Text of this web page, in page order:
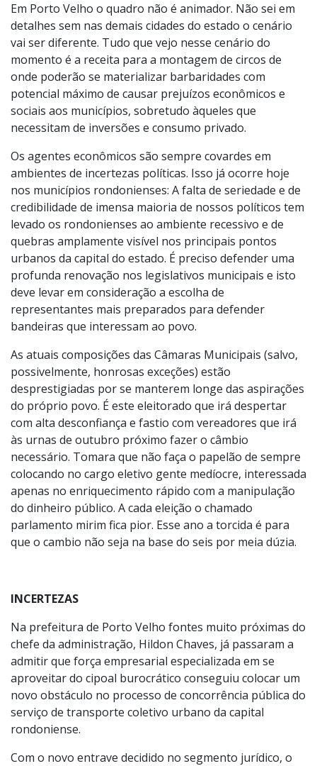
Em Porto Velho o quadro não é animador. Não sei em
detalhes sem nas demais cidades do estado o cenário
vai ser diferente. Tudo que vejo nesse cenário do
momento é a receita para a montagem de circos de
onde poderão se materializar barbaridades com
potencial máximo de causar prejuízos econômicos e
sociais aos municípios, sobretudo àqueles que
necessitam de inversões e consumo privado.
Os agentes econômicos são sempre covardes em
ambientes de incertezas políticas. Isso já ocorre hoje
nos municípios rondonienses: A falta de seriedade e de
credibilidade de imensa maioria de nossos políticos tem
levado os rondonienses ao ambiente recessivo e de
quebras amplamente visível nos principais pontos
urbanos da capital do estado. É preciso defender uma
profunda renovação nos legislativos municipais e isto
deve levar em consideração a escolha de
representantes mais preparados para defender
bandeiras que interessam ao povo.
As atuais composições das Câmaras Municipais (salvo,
possivelmente, honrosas exceções) estão
desprestigiadas por se manterem longe das aspirações
do próprio povo. É este eleitorado que irá despertar
com alta desconfiança e fastio com vereadores que irá
às urnas de outubro próximo fazer o câmbio
necessário. Tomara que não faça o papelão de sempre
colocando no cargo eletivo gente medíocre, interessada
apenas no enriquecimento rápido com a manipulação
do dinheiro público. A cada eleição o chamado
parlamento mirim fica pior. Esse ano a torcida é para
que o cambio não seja na base do seis por meia dúzia.
INCERTEZAS
Na prefeitura de Porto Velho fontes muito próximas do
chefe da administração, Hildon Chaves, já passaram a
admitir que força empresarial especializada em se
aproveitar do cipoal burocrático conseguiu colocar um
novo obstáculo no processo de concorrência pública do
serviço de transporte coletivo urbano da capital
rondoniense.
Com o novo entrave decidido no segmento jurídico, o